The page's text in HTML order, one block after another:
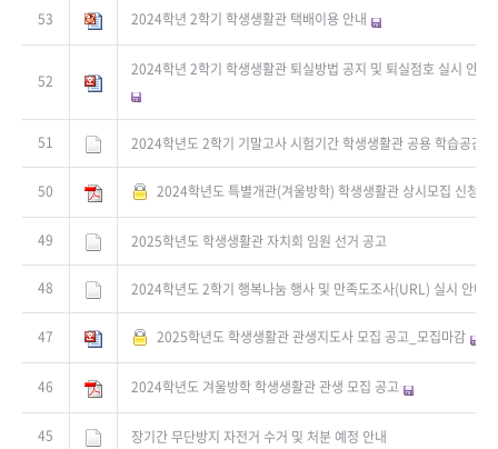
53 2024학년 2학기 학생생활관 택배이용 안내
52
2024학년 2학기 학생생활관 퇴실방법 공지 및 퇴실점호 실시 안내
51 2024학년도 2학기 기말고사 시험기간 학생생활관 공용 학습공간
50 2024학년도 특별개관(겨울방학) 학생생활관 상시모집 신청안
49 2025학년도 학생생활관 자치회 임원 선거 공고
48 2024학년도 2학기 행복나눔 행사 및 만족도조사(URL) 실시 안내
47 2025학년도 학생생활관 관생지도사 모집 공고_모집마감
46 2024학년도 겨울방학 학생생활관 관생 모집 공고
45 장기간 무단방지 자전거 수거 및 처분 예정 안내